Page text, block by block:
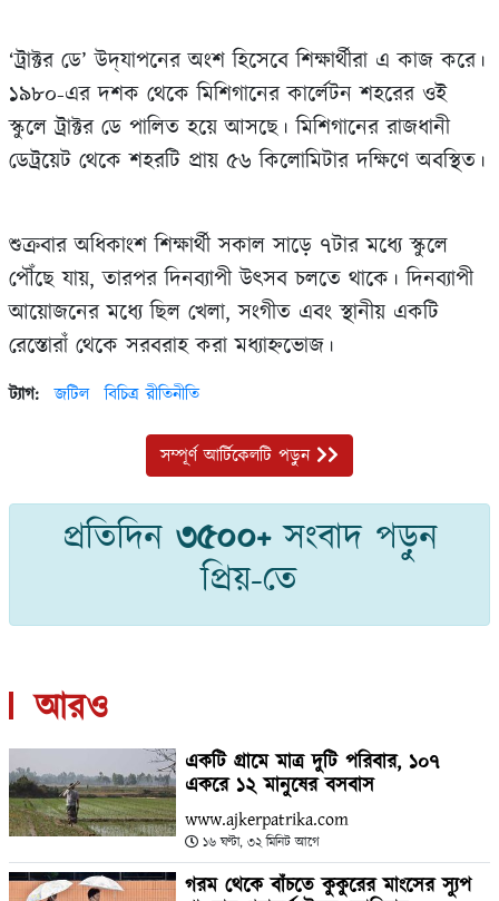
‘ট্রাক্টর ডে’ উদ্‌যাপনের অংশ হিসেবে শিক্ষার্থীরা এ কাজ করে।
১৯৮০-এর দশক থেকে মিশিগানের কার্লেটন শহরের ওই
স্কুলে ট্রাক্টর ডে পালিত হয়ে আসছে। মিশিগানের রাজধানী
ডেট্রয়েট থেকে শহরটি প্রায় ৫৬ কিলোমিটার দক্ষিণে অবস্থিত।
শুক্রবার অধিকাংশ শিক্ষার্থী সকাল সাড়ে ৭টার মধ্যে স্কুলে
পৌঁছে যায়, তারপর দিনব্যাপী উৎসব চলতে থাকে। দিনব্যাপী
আয়োজনের মধ্যে ছিল খেলা, সংগীত এবং স্থানীয় একটি
রেস্তোরাঁ থেকে সরবরাহ করা মধ্যাহ্নভোজ।
ট্যাগ: জটিল বিচিত্র রীতিনীতি
সম্পূর্ণ আর্টিকেলটি পড়ুন
প্রতিদিন ৩৫০০+সংবাদ পড়ুন
প্রিয়-তে
আরও
একটি গ্রামে মাত্র দুটি পরিবার, ১০৭
একরে ১২ মানুষের বসবাস
www.ajkerpatrika.com
১৬ ঘণ্টা, ৩২ মিনিট আগে
গরম থেকে বাঁচতে কুকুরের মাংসের স্যুপ